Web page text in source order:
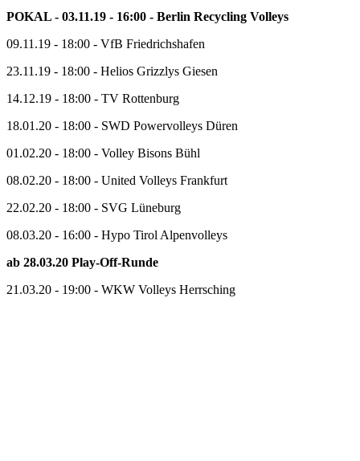
POKAL - 03.11.19 - 16:00 - Berlin Recycling Volleys
09.11.19 - 18:00 - VfB Friedrichshafen
23.11.19 - 18:00 - Helios Grizzlys Giesen
14.12.19 - 18:00 - TV Rottenburg
18.01.20 - 18:00 - SWD Powervolleys Düren
01.02.20 - 18:00 - Volley Bisons Bühl
08.02.20 - 18:00 - United Volleys Frankfurt
22.02.20 - 18:00 - SVG Lüneburg
08.03.20 - 16:00 - Hypo Tirol Alpenvolleys
ab 28.03.20 Play-Off-Runde
21.03.20 - 19:00 - WKW Volleys Herrsching